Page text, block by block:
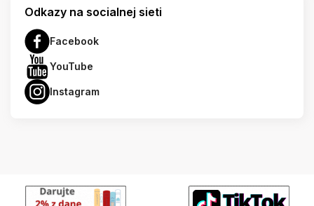
Odkazy na socialnej sieti
Facebook
YouTube
Instagram